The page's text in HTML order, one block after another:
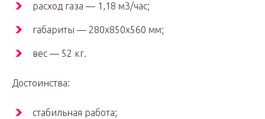
расход газа — 1,18 м3/час;
габариты — 280x850x560 мм;
вес — 52 кг.
Достоинства:
стабильная работа;